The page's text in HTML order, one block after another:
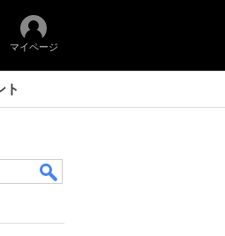
マイページ
ト